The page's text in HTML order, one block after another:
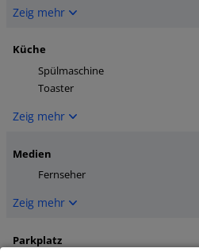
Zeig mehr
Küche
Spülmaschine
Toaster
Zeig mehr
Medien
Fernseher
Zeig mehr
Parkplatz